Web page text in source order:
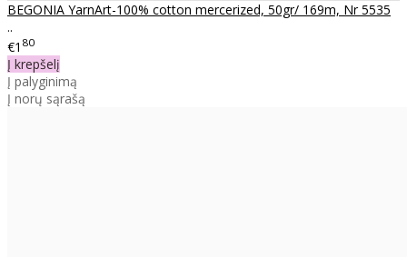
BEGONIA YarnArt-100% cotton mercerized, 50gr/ 169m, Nr 5535
..
€1 80
Į krepšelį
Į palyginimą
Į norų sąrašą